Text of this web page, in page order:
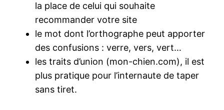
la place de celui qui souhaite
recommander votre site
le mot dont l’orthographe peut apporter
des confusions : verre, vers, vert…
les traits d’union (mon-chien.com), il est
plus pratique pour l’internaute de taper
sans tiret.